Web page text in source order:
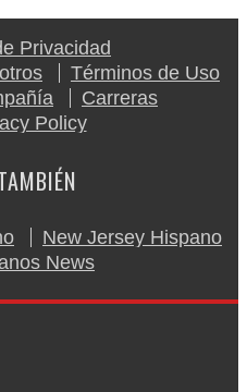
Privacidad
Términos de Uso
Carreras
Policy
New Jersey Hispano
News